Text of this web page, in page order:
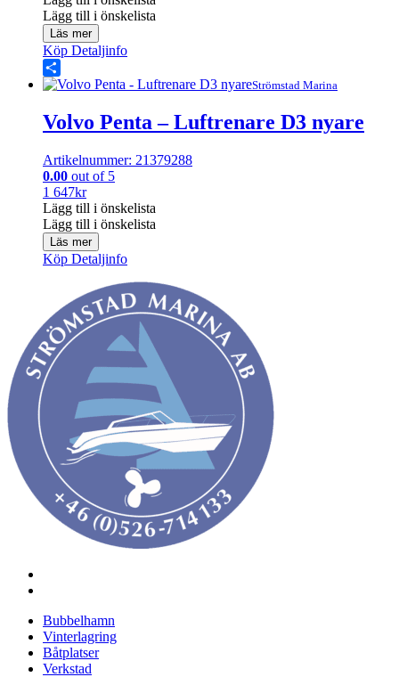
Lägg till i önskelista
Läs mer
Köp Detaljinfo
Share Strömstad Marina
Volvo Penta – Luftrenare D3 nyare
Artikelnummer: 21379288
0.00 out of 5
1 647kr
Lägg till i önskelista
Lägg till i önskelista
Läs mer
Köp Detaljinfo
Bubbelhamn
Vinterlagring
Båtplatser
Verkstad